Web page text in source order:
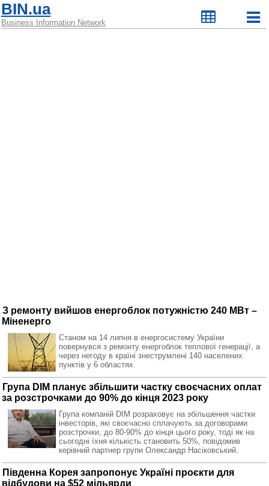
BIN.ua
Business Information Network
З ремонту вийшов енергоблок потужністю 240 МВт –
Міненерго
Станом на 14 липня в енергосистему України
повернувся з ремонту енергоблок теплової генерації, а
через негоду в країні знеструмлені 140 населених
пунктів у 6 областях.
Група DIM планує збільшити частку своєчасних оплат
за розстрочками до 90% до кінця 2023 року
Група компаній DIM розраховує на збільшення частки
інвесторів, які своєчасно сплачують за договорами
розстрочки, до 80-90% до кінця цього року, тоді як на
сьогодні їхня кількість становить 50%, повідомив
керівний партнер групи Олександр Насіковський.
Південна Корея запропонує Україні проєкти для
відбудови на $52 мільярди